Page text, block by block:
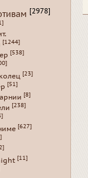
[2978]
[1244]
[538]
[23]
[51]
[8]
[238]
[627]
[11]